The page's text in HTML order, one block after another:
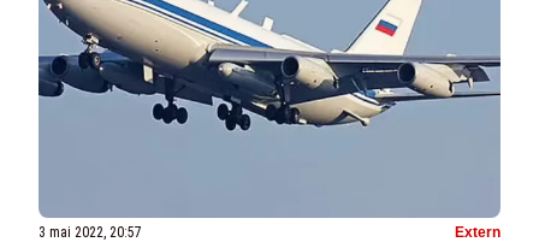
3 mai 2022, 20:57 Extern